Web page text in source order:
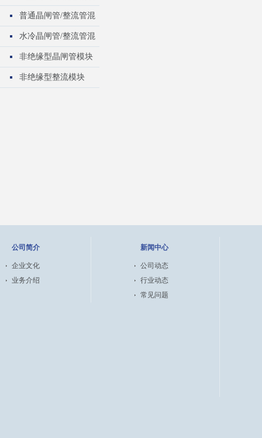
普通晶闸管/整流管混
合模块
水冷晶闸管/整流管混
合模块
非绝缘型晶闸管模块
非绝缘型整流模块
公司简介
企业文化
业务介绍
新闻中心
公司动态
行业动态
常见问题